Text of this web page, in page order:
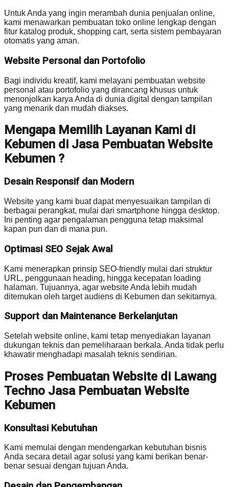
Untuk Anda yang ingin merambah dunia penjualan online,
kami menawarkan pembuatan toko online lengkap dengan
fitur katalog produk, shopping cart, serta sistem pembayaran
otomatis yang aman.
Website Personal dan Portofolio
Bagi individu kreatif, kami melayani pembuatan website
personal atau portofolio yang dirancang khusus untuk
menonjolkan karya Anda di dunia digital dengan tampilan
yang menarik dan mudah diakses.
Mengapa Memilih Layanan Kami di
Kebumen di Jasa Pembuatan Website
Kebumen ?
Desain Responsif dan Modern
Website yang kami buat dapat menyesuaikan tampilan di
berbagai perangkat, mulai dari smartphone hingga desktop.
Ini penting agar pengalaman pengguna tetap maksimal
kapan pun dan di mana pun.
Optimasi SEO Sejak Awal
Kami menerapkan prinsip SEO-friendly mulai dari struktur
URL, penggunaan heading, hingga kecepatan loading
halaman. Tujuannya, agar website Anda lebih mudah
ditemukan oleh target audiens di Kebumen dan sekitarnya.
Support dan Maintenance Berkelanjutan
Setelah website online, kami tetap menyediakan layanan
dukungan teknis dan pemeliharaan berkala. Anda tidak perlu
khawatir menghadapi masalah teknis sendirian.
Proses Pembuatan Website di Lawang
Techno Jasa Pembuatan Website
Kebumen
Konsultasi Kebutuhan
Kami memulai dengan mendengarkan kebutuhan bisnis
Anda secara detail agar solusi yang kami berikan benar-
benar sesuai dengan tujuan Anda.